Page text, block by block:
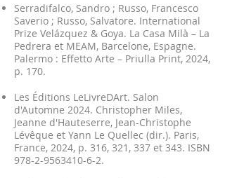
Serradifalco, Sandro ; Russo, Francesco
Saverio ; Russo, Salvatore. International
Prize Velázquez & Goya. La Casa Milà – La
Pedrera et MEAM, Barcelone, Espagne.
Palermo : Effetto Arte – Priulla Print, 2024,
p. 170.
Les Éditions LeLivreDArt. Salon
d'Automne 2024. Christopher Miles,
Jeanne d'Hauteserre, Jean-Christophe
Lévêque et Yann Le Quellec (dir.). Paris,
France, 2024, p. 316, 321, 337 et 343. ISBN
978-2-9563410-6-2.